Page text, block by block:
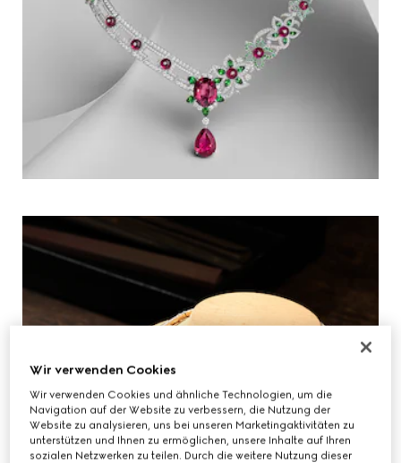
Wir verwenden Cookies
Wir verwenden Cookies und ähnliche Technologien, um die
Navigation auf der Website zu verbessern, die Nutzung der
Website zu analysieren, uns bei unseren Marketingaktivitäten zu
unterstützen und Ihnen zu ermöglichen, unsere Inhalte auf Ihren
sozialen Netzwerken zu teilen. Durch die weitere Nutzung dieser